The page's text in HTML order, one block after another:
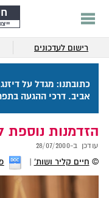
רישום לעדכונים
אביב. דרכי ההגעה
הזדמנות נוספת
עודכן ב-28/07/2000
© חיים קליר ושות'